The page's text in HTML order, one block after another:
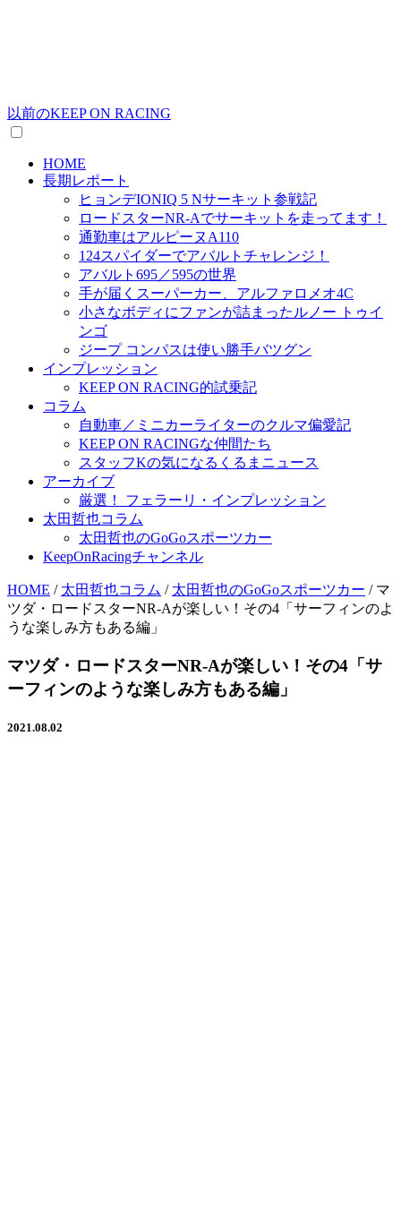
以前のKEEP ON RACING
HOME
長期レポート
ヒョンデIONIQ 5 Nサーキット参戦記
ロードスターNR-Aでサーキットを走ってます！
通勤車はアルピーヌA110
124スパイダーでアバルトチャレンジ！
アバルト695／595の世界
手が届くスーパーカー、アルファロメオ4C
小さなボディにファンが詰まったルノー トゥイ
ンゴ
ジープ コンパスは使い勝手バツグン
インプレッション
KEEP ON RACING的試乗記
コラム
自動車／ミニカーライターのクルマ偏愛記
KEEP ON RACINGな仲間たち
スタッフKの気になるくるまニュース
アーカイブ
厳選！ フェラーリ・インプレッション
太田哲也コラム
太田哲也のGoGoスポーツカー
KeepOnRacingチャンネル
HOME / 太田哲也コラム / 太田哲也のGoGoスポーツカー / マ
ツダ・ロードスターNR-Aが楽しい！その4「サーフィンのよ
うな楽しみ方もある編」
マツダ・ロードスターNR-Aが楽しい！その4「サ
ーフィンのような楽しみ方もある編」
2021.08.02